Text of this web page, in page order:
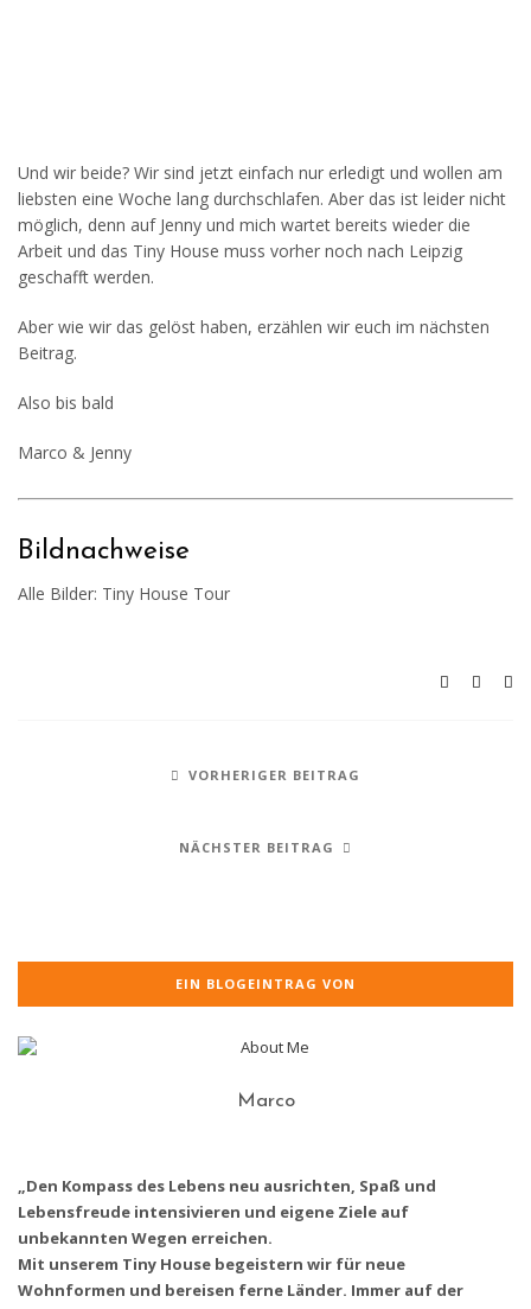
Und wir beide? Wir sind jetzt einfach nur erledigt und wollen am
liebsten eine Woche lang durchschlafen. Aber das ist leider nicht
möglich, denn auf Jenny und mich wartet bereits wieder die
Arbeit und das Tiny House muss vorher noch nach Leipzig
geschafft werden.
Aber wie wir das gelöst haben, erzählen wir euch im nächsten
Beitrag.
Also bis bald
Marco & Jenny
Bildnachweise
Alle Bilder: Tiny House Tour
VORHERIGER BEITRAG
NÄCHSTER BEITRAG
EIN BLOGEINTRAG VON
Marco
„Den Kompass des Lebens neu ausrichten, Spaß und
Lebensfreude intensivieren und eigene Ziele auf
unbekannten Wegen erreichen.
Mit unserem Tiny House begeistern wir für neue
Wohnformen und bereisen ferne Länder. Immer auf der